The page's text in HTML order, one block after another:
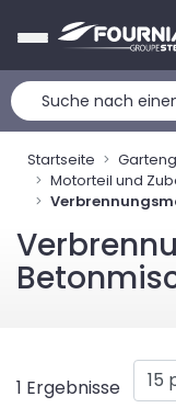
Startseite
Motorteil und
1 Ergebnisse